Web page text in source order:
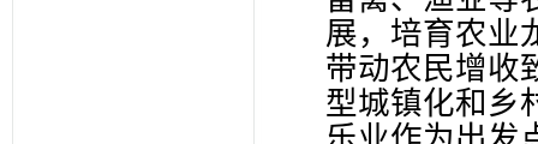
展，培育农业
带动农民增收
型城镇化和乡